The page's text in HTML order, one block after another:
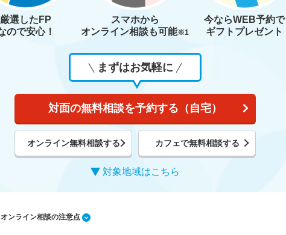
厳選したFP
ので安心！
スマホから
オンライン相談も可能※1
今ならWEB予約で
ギフトプレゼント
まずはお気軽に
対面の無料相談を予約する（自宅）
オンライン無料相談する カフェで無料相談する
対象地域はこちら
ンライン相談の注意点